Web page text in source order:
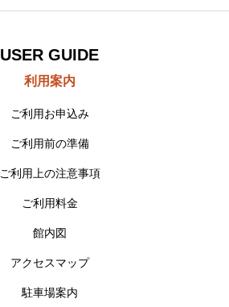
USER GUIDE
利用案内
ご利用お申込み
ご利用前の準備
ご利用上の注意事項
ご利用料金
館内図
アクセスマップ
駐車場案内